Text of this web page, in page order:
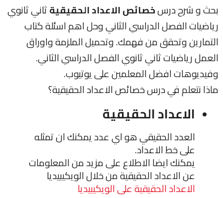
بحث و شرح درسخصائص الاعداد الحقيقيةثاني ثانوي
رياضيات الفصل الدراسي الثاني وحل اهم اسئلة كتاب
التمارين وتحقق من فهمك. وتحميل الملزمة واوراق
العمل رياضيات ثاني ثانوي الفصل الدراسي الثاني.
وفيديوهات افضل المعلمين على يوتيوب.
ماذا نتعلم في درس خصائص الاعداد الحقيقية؟
الاعداد الحقيقية
العدد الحقيقي هو اي عدد يمكنك ان تمثله
على خط الاعداد.
يمكنك ايضا الاطلاع على مزيد من المعلومات
عن الاعداد الحقيقية من خلال الويكيبيديا
الاعداد الحقيقية على الويكيبيديا